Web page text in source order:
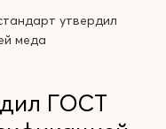
утвердил
меда
ГОСТ